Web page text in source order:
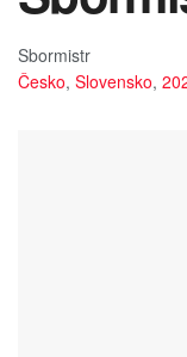
Sbormistr
Česko, Slovensko,